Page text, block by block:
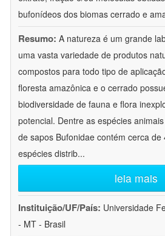
bufonídeos dos biomas cerrado e
Resumo: A natureza é um grande
uma vasta variedade de produtos
compostos para todo tipo de
floresta amazônica e o cerrado
biodiversidade de fauna e flora
potencial. Dentre as espécies
de sapos Bufonidae contém cerca de
espécies distrib...
leia mais
Instituição/UF/País: Universidade
- MT - Brasil